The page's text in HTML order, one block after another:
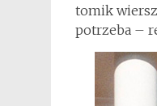
tomik
potrzeba –